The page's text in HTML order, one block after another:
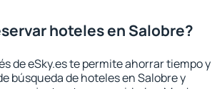
hoteles en Salobre?
de eSky.es te permite ahorrar tiempo y
búsqueda de hoteles en Salobre y